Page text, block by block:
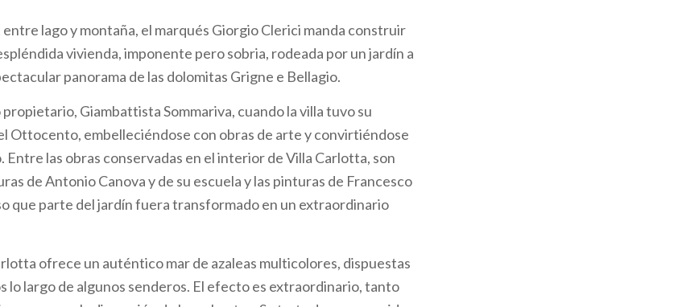
entre lago y montaña, el marqués Giorgio Clerici manda construir
vivienda, imponente pero sobria, rodeada por un jardín a
panorama de las dolomitas Grigne e Bellagio.
propietario, Giambattista Sommariva, cuando la villa tuvo su
Ottocento, embelleciéndose con obras de arte y convirtiéndose
Entre las obras conservadas en el interior de Villa Carlotta, son
de Antonio Canova y de su escuela y las pinturas de Francesco
que parte del jardín fuera transformado en un extraordinario
ofrece un auténtico mar de azaleas multicolores, dispuestas
lo largo de algunos senderos. El efecto es extraordinario, tanto